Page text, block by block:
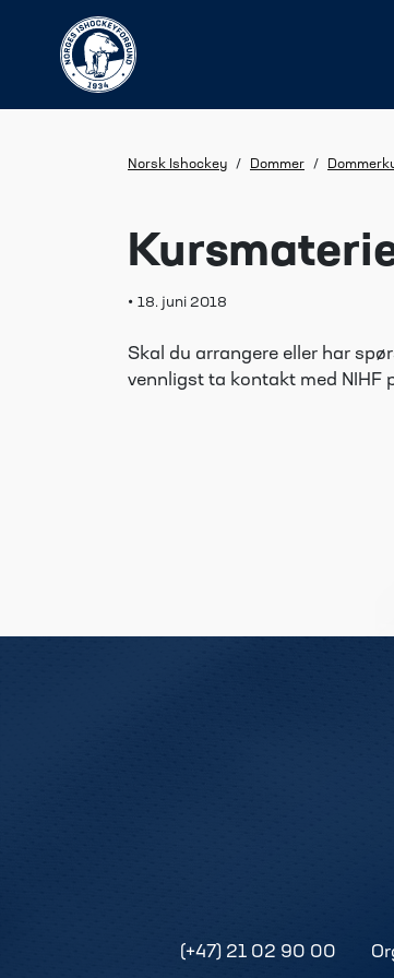
Norsk Ishockey / Dommer /
• 18. juni 2018
Skal du arrangere eller har
vennligst ta kontakt med NIHF
(+47) 21 02 90 00